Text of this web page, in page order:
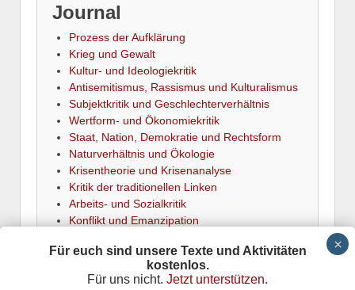
Journal
Prozess der Aufklärung
Krieg und Gewalt
Kultur- und Ideologiekritik
Antisemitismus, Rassismus und Kulturalismus
Subjektkritik und Geschlechterverhältnis
Wertform- und Ökonomiekritik
Staat, Nation, Demokratie und Rechtsform
Naturverhältnis und Ökologie
Krisentheorie und Krisenanalyse
Kritik der traditionellen Linken
Arbeits- und Sozialkritik
Konflikt und Emanzipation
Für euch sind unsere Texte und Aktivitäten
kostenlos.
Für uns nicht. Jetzt unterstützen.